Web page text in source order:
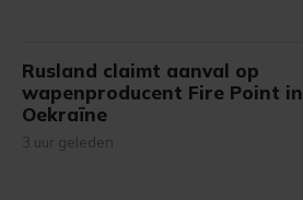
Rusland claimt aanval op
wapenproducent Fire Point in
Oekraïne
3 uur geleden